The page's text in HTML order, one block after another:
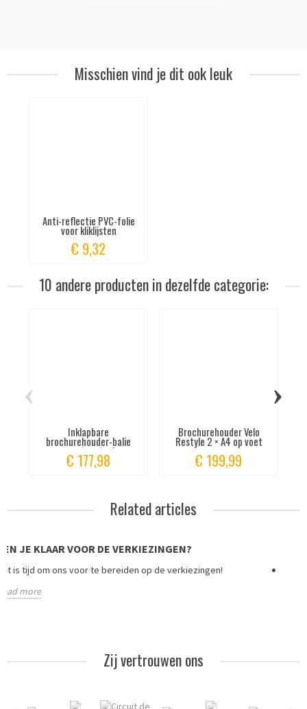
Misschien vind je dit ook leuk
Anti-reflectie PVC-folie
voor kliklijsten
€ 9,32
10 andere producten in dezelfde categorie:
Inklapbare
brochurehouder-balie
zwart metaal
€ 177,98
Brochurehouder Velo
Restyle 2 × A4 op voet
€ 199,99
‹ ›
Related articles
JE KLAAR VOOR DE VERKIEZINGEN?
is tijd om ons voor te bereiden op de verkiezingen!
more
Zij vertrouwen ons